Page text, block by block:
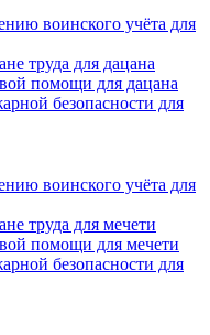
воинского учёта для
труда для дацана
помощи для дацана
безопасности для
воинского учёта для
труда для мечети
помощи для мечети
безопасности для